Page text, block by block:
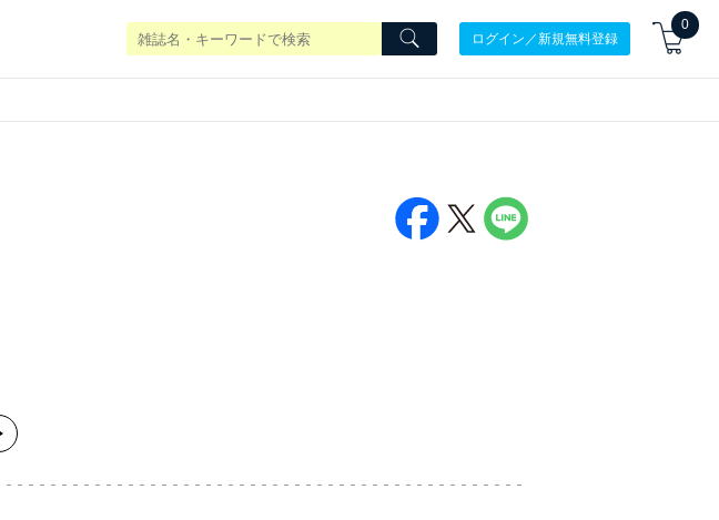
ログイン／新規無料登録
0